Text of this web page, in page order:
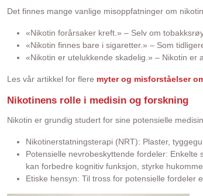
Det finnes mange vanlige misoppfatninger om
«Nikotin forårsaker kreft.» – Selv om
«Nikotin finnes bare i sigaretter.» – Som
«Nikotin er utelukkende skadelig.» – Nikotin
Les vår artikkel for flere myter og misforståelser
Nikotinens rolle i medisin og forskning
Nikotin er grundig studert for sine potensielle
Nikotinerstatningsterapi (NRT): Plaster,
Potensielle nevrobeskyttende fordeler:
kan forbedre kognitiv funksjon, styrke
Etiske hensyn: Til tross for potensielle fordeler